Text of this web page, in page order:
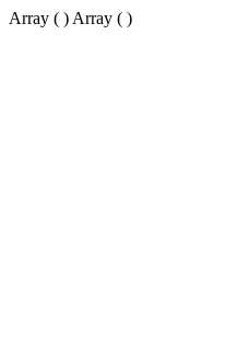
Array ( ) Array ( )